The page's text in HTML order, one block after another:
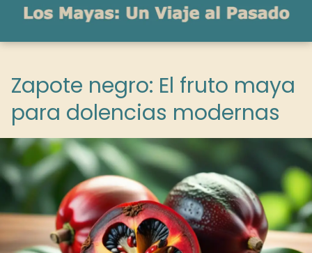
Zapote negro: El fruto maya
para dolencias modernas